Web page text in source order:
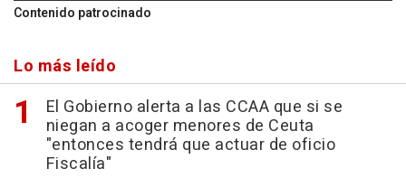
Contenido patrocinado
Lo más leído
El Gobierno alerta a las CCAA que si se
niegan a acoger menores de Ceuta
"entonces tendrá que actuar de oficio
Fiscalía"